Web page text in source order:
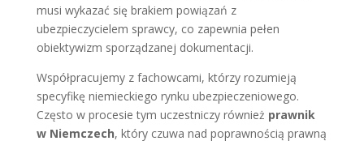
musi wykazać się brakiem powiązań z
ubezpieczycielem sprawcy, co zapewnia pełen
obiektywizm sporządzanej dokumentacji.
Współpracujemy z fachowcami, którzy rozumieją
specyfikę niemieckiego rynku ubezpieczeniowego.
Często w procesie tym uczestniczy również prawnik
w Niemczech, który czuwa nad poprawnością prawną